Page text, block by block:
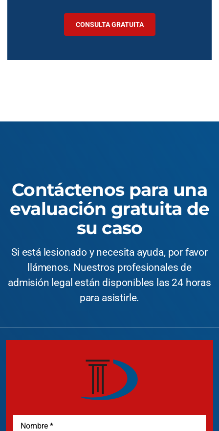
CONSULTA GRATUITA
Contáctenos para una
evaluación gratuita de
su caso
Si está lesionado y necesita ayuda, por favor
llámenos. Nuestros profesionales de
admisión legal están disponibles las 24 horas
para asistirle.